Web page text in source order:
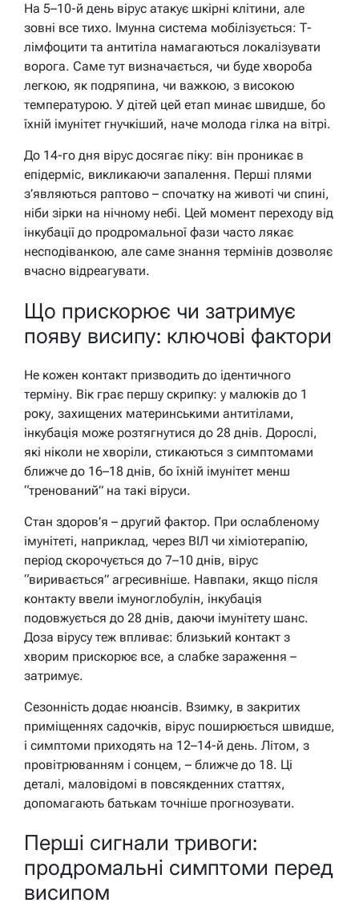
На 5–10-й день вірус атакує шкірні клітини, але
зовні все тихо. Імунна система мобілізується: Т-
лімфоцити та антитіла намагаються локалізувати
ворога. Саме тут визначається, чи буде хвороба
легкою, як подряпина, чи важкою, з високою
температурою. У дітей цей етап минає швидше, бо
їхній імунітет гнучкіший, наче молода гілка на вітрі.
До 14-го дня вірус досягає піку: він проникає в
епідерміс, викликаючи запалення. Перші плями
з’являються раптово – спочатку на животі чи спині,
ніби зірки на нічному небі. Цей момент переходу від
інкубації до продромальної фази часто лякає
несподіванкою, але саме знання термінів дозволяє
вчасно відреагувати.
Що прискорює чи затримує
появу висипу: ключові фактори
Не кожен контакт призводить до ідентичного
терміну. Вік грає першу скрипку: у малюків до 1
року, захищених материнськими антитілами,
інкубація може розтягнутися до 28 днів. Дорослі,
які ніколи не хворіли, стикаються з симптомами
ближче до 16–18 днів, бо їхній імунітет менш
“тренований” на такі віруси.
Стан здоров’я – другий фактор. При ослабленому
імунітеті, наприклад, через ВІЛ чи хіміотерапію,
період скорочується до 7–10 днів, вірус
“виривається” агресивніше. Навпаки, якщо після
контакту ввели імуноглобулін, інкубація
подовжується до 28 днів, даючи імунітету шанс.
Доза вірусу теж впливає: близький контакт з
хворим прискорює все, а слабке зараження –
затримує.
Сезонність додає нюансів. Взимку, в закритих
приміщеннях садочків, вірус поширюється швидше,
і симптоми приходять на 12–14-й день. Літом, з
провітрюванням і сонцем, – ближче до 18. Ці
деталі, маловідомі в повсякденних статтях,
допомагають батькам точніше прогнозувати.
Перші сигнали тривоги:
продромальні симптоми перед
висипом